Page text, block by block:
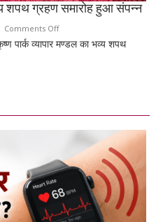
सरकार
शपथ ग्रहण समारोह हुआ संपन्न
Comments Offon
रामकृष्ण
समारोह
संपन्न
पार्क व्यापार मण्डल का भव्य शपथ